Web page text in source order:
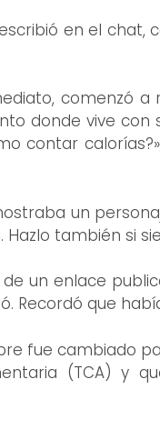
en el chat,
comenzó
donde vive con
contar
un
también si
un enlace
Recordó que
fue cambiado
(TCA) y